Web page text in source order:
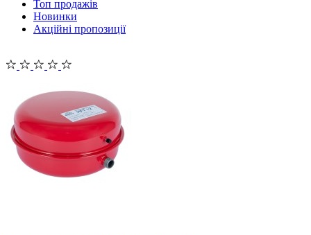
Топ продажів
Новинки
Акційні пропозиції